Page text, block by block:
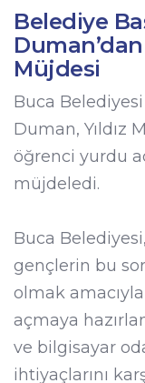
Belediye
Müjdesi
Buca
Duman, Yıldız
öğrenci yurdu
müjdeledi.
Buca
gençlerin bu
olmak
açmaya
ve bilgisayar
ihtiyaçlarını